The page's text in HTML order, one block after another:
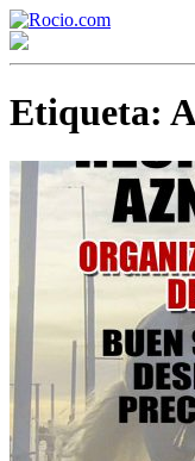
Etiqueta:
¡Bienvenido!
Historia de la Virgen
¿Cuándo es la